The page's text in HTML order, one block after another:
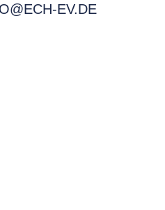
EV.DE